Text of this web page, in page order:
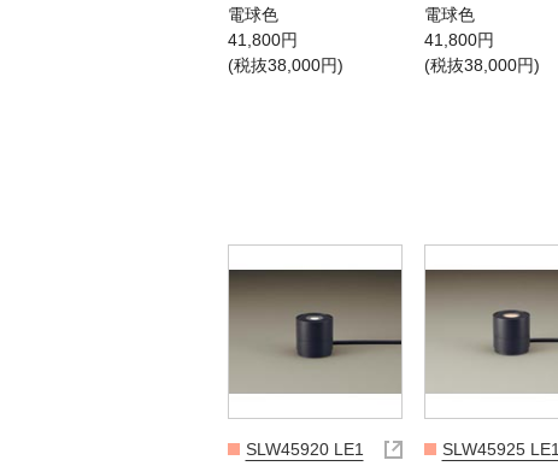
電球色
41,800円
(税抜38,000円)
電球色
41,800円
(税抜38,000円)
SLW45920 LE1
SLW45925 LE1